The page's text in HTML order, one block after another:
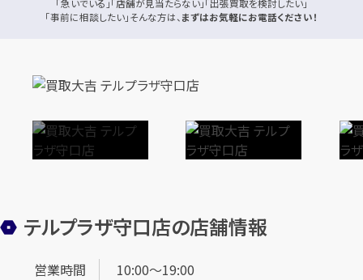
「急いでいる」「店舗が見当たらない」「出張買取を検討したい」
「事前に相談したい」そんな方は、まずはお気軽にお電話ください！
テルプラザ守口店の店舗情報
営業時間
10:00～19:00